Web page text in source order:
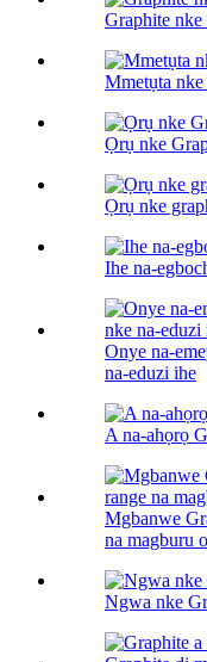
Graphite
Mmetụta
Ọrụ nke
Ọrụ nke
Ihe na-
Onye na-
na-eduzi ihe
A na-ahọrọ
Mgbanwe
na magburu
Ngwa nke